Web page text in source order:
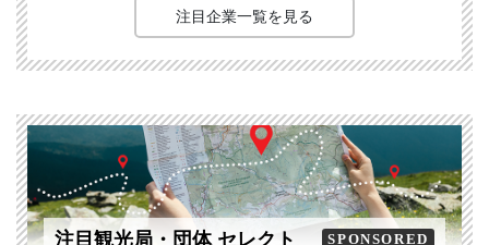
注目企業一覧を見る
注目観光局・団体 セレクト SPONSORED